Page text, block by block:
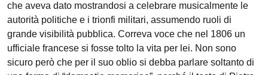
che aveva dato mostrandosi a celebrare musicalmente le
autorità politiche e i trionfi militari, assumendo ruoli di
grande visibilità pubblica. Correva voce che nel 1806 un
ufficiale francese si fosse tolto la vita per lei. Non sono
sicuro però che per il suo oblio si debba parlare soltanto di